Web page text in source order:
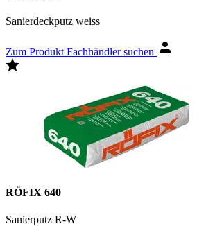
Sanierdeckputz weiss
Zum Produkt Fachhändler suchen
RÖFIX 640
Sanierputz R-W